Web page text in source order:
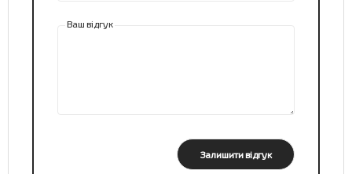
Ваш відгук
Залишити відгук